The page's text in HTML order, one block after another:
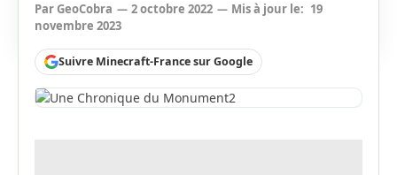
ParGeoCobra 2 octobre 2022 Mis à jour le: 19
novembre 2023
Suivre Minecraft-France sur Google